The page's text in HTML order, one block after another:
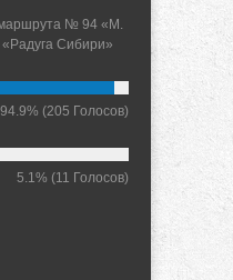
маршрута № 94 «М.
Сибири»
94.9% (205 Голосов)
5.1% (11 Голосов)